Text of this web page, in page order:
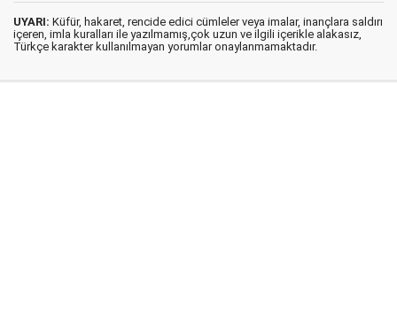
UYARI: Küfür, hakaret, rencide edici cümleler veya imalar, inançlara saldırı
içeren, imla kuralları ile yazılmamış,çok uzun ve ilgili içerikle alakasız,
Türkçe karakter kullanılmayan yorumlar onaylanmamaktadır.